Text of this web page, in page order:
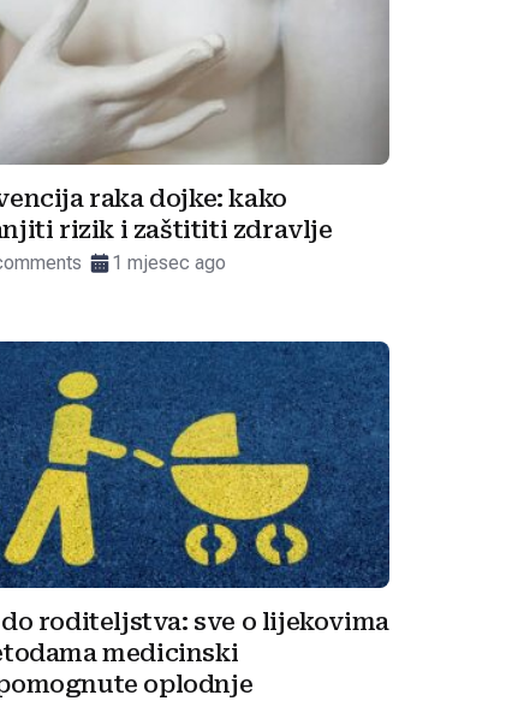
raka dojke: kako
rizik i zaštititi zdravlje
1 mjesec ago
roditeljstva: sve o lijekovima
medicinski
oplodnje